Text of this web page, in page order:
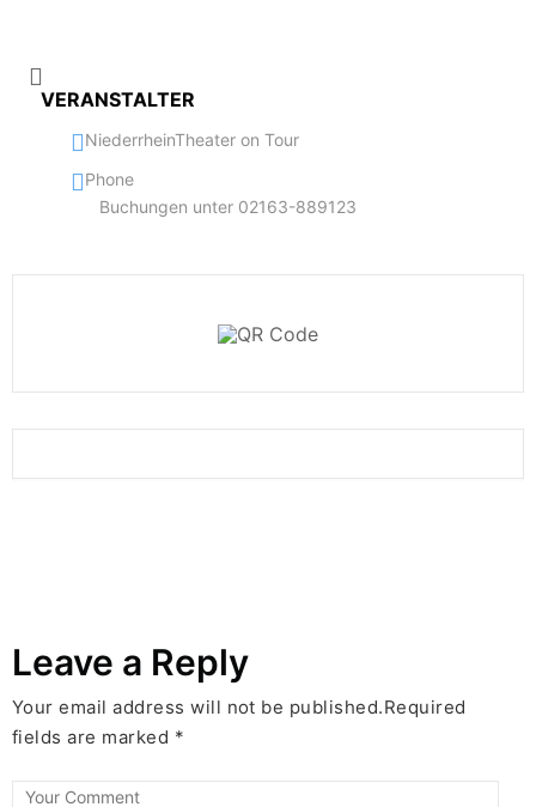
VERANSTALTER
NiederrheinTheater on Tour
Phone
Buchungen unter 02163-889123
Leave a Reply
Your email address will not be published.Required
fields are marked *